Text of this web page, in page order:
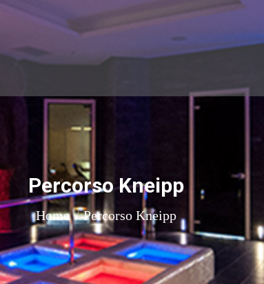
Percorso Kneipp
Tu sei qui:
Home
Percorso Kneipp